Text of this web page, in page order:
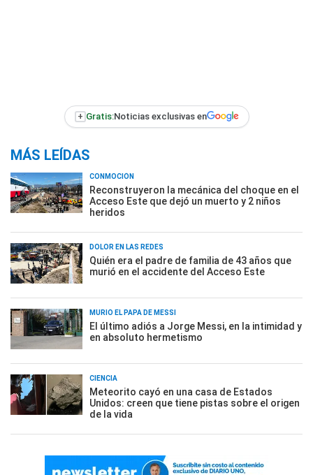
+ Gratis:Noticias exclusivas en
MÁS LEÍDAS
CONMOCIÓN
Reconstruyeron la mecánica del choque en el
Acceso Este que dejó un muerto y 2 niños
heridos
DOLOR EN LAS REDES
Quién era el padre de familia de 43 años que
murió en el accidente del Acceso Este
MURIÓ EL PAPÁ DE MESSI
El último adiós a Jorge Messi, en la intimidad y
en absoluto hermetismo
CIENCIA
Meteorito cayó en una casa de Estados
Unidos: creen que tiene pistas sobre el origen
de la vida